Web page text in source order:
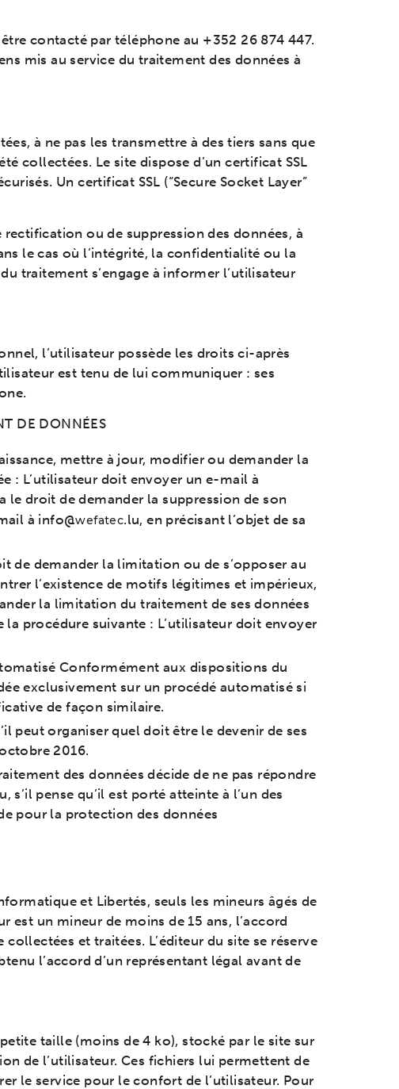
contacté par téléphone au +352 26 874 447.
mis au service du traitement des données à
à ne pas les transmettre à des tiers sans que
collectées. Le site dispose d’un certificat SSL
Un certificat SSL (“Secure Socket Layer”
ou de suppression des données, à
le cas où l’intégrité, la confidentialité ou la
traitement s’engage à informer l’utilisateur
l’utilisateur possède les droits ci-après
est tenu de lui communiquer : ses
DE DONNÉES
mettre à jour, modifier ou demander la
: L’utilisateur doit envoyer un e-mail à
le droit de demander la suppression de son
à info@wefatec.lu, en précisant l’objet de sa
de demander la limitation ou de s’opposer au
l’existence de motifs légitimes et impérieux,
la limitation du traitement de ses données
procédure suivante : L’utilisateur doit envoyer
Conformément aux dispositions du
exclusivement sur un procédé automatisé si
de façon similaire.
peut organiser quel doit être le devenir de ses
2016.
des données décide de ne pas répondre
pense qu’il est porté atteinte à l’un des
pour la protection des données
et Libertés, seuls les mineurs âgés de
est un mineur de moins de 15 ans, l’accord
et traitées. L’éditeur du site se réserve
l’accord d’un représentant légal avant de
taille (moins de 4 ko), stocké par le site sur
de l’utilisateur. Ces fichiers lui permettent de
le service pour le confort de l’utilisateur. Pour